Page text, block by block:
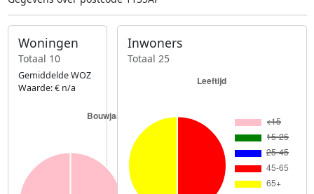
Woningen
Totaal 10
Gemiddelde WOZ
Waarde: € n/a
Inwoners
Totaal 25